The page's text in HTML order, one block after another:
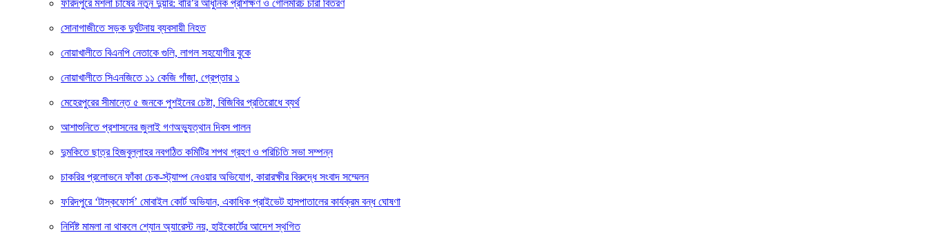
ফরিদপুরে মশলা চাষের নতুন দুয়ার: বারি’র আধুনিক প্রশিক্ষণ ও গোলমরিচ চারা বিতরণ
সোনাগাজীতে সড়ক দুর্ঘটনায় ব্যবসায়ী নিহত
নোয়াখালীতে বিএনপি নেতাকে গুলি, লাগল সহযোগীর বুকে
নোয়াখালীতে সিএনজিতে ১১ কেজি গাঁজা, গ্রেপ্তার ১
মেহেরপুরের সীমান্তে ৫ জনকে পুশইনের চেষ্টা, বিজিবির প্রতিরোধে ব্যর্থ
আশাশুনিতে প্রশাসনের জুলাই গণঅভ্যুত্থান দিবস পালন
দুমকিতে ছাত্র হিজবুল্লাহর নবগঠিত কমিটির শপথ গ্রহণ ও পরিচিতি সভা সম্পন্ন
চাকরির প্রলোভনে ফাঁকা চেক-স্ট্যাম্প নেওয়ার অভিযোগ, কারারক্ষীর বিরুদ্ধে সংবাদ সম্মেলন
ফরিদপুরে ‘টাস্কফোর্স’ মোবাইল কোর্ট অভিযান, একাধিক প্রাইভেট হাসপাতালের কার্যক্রম বন্ধ ঘোষণা
নির্দিষ্ট মামলা না থাকলে শ্যোন অ্যারেস্ট নয়, হাইকোর্টের আদেশ স্থগিত